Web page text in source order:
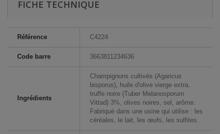
FICHE TECHNIQUE
Référence C4224
Code barre 3663811234636
Ingrédients
Champignons cultivés (Agaricus
bisporus), huile d'olive vierge extra,
truffe noire (Tuber Melanosporum
Vittad) 3%, olives noires, sel, arôme.
Fabriqué dans une usine qui utilise : les
céréales, le lait, les œufs, les sulfites.